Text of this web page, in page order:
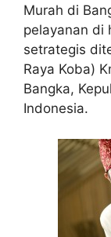
Murah di
pelayanan di
setrategis
Raya Koba)
Bangka,
Indonesia.